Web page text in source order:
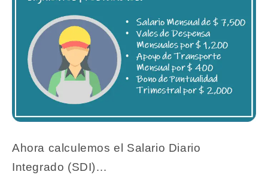
Ahora calculemos el Salario Diario
Integrado (SDI)…